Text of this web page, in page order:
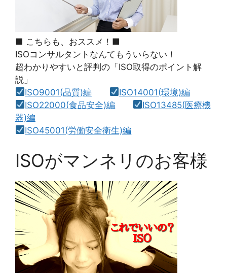
■ こちらも、おススメ！■
ISOコンサルタントなんてもういらない！
超わかりやすいと評判の「ISO取得のポイント解
説」
ISO9001(品質)編
ISO14001(環境)編
ISO22000(食品安全)編
ISO13485(医療機
器)編
ISO45001(労働安全衛生)編
ISOがマンネリのお客様